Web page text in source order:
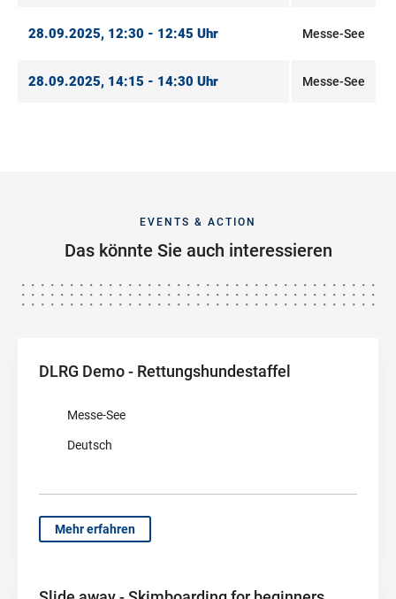
28.09.2025, 12:30 - 12:45 Uhr Messe-See
28.09.2025, 14:15 - 14:30 Uhr Messe-See
EVENTS & ACTION
Das könnte Sie auch interessieren
DLRG Demo - Rettungshundestaffel
Messe-See
Deutsch
Mehr erfahren